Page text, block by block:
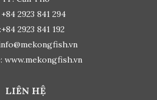
2923 841 294
2923 841 192
www.mekongfish.vn
LIÊN HỆ